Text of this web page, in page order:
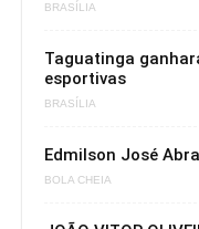
BRASÍLIA
Taguatinga
esportivas
BRASÍLIA
Edmilson José
BOLA CHEIA